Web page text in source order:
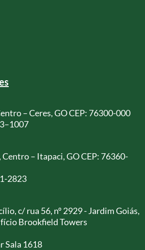
– Ceres, GO CEP: 76300-000
Centro – Itapaci, GO CEP: 76360-
2823
c/ rua 56, nº 2929 - Jardim Goiás,
Brookfield Towers
Sala 1618